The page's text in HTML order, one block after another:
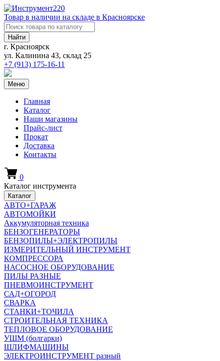
Товар в наличии на складе в Красноярске
Найти
г. Красноярск
ул. Калинина 43, склад 25
+7 (913) 175-16-11
Меню
Главная
Каталог
Наши магазины
Прайс-лист
Прокат
Доставка
Контакты
0
Каталог инструмента
Каталог
АВТО+ГАРАЖ
АВТОМОЙКИ
Аккумуляторная техника
БЕНЗОГЕНЕРАТОРЫ
БЕНЗОПИЛЫ+ЭЛЕКТРОПИЛЫ
ИЗМЕРИТЕЛЬНЫЙ ИНСТРУМЕНТ
КОМПРЕССОРА
НАСОСНОЕ ОБОРУДОВАНИЕ
ПИЛЫ РАЗНЫЕ
ПНЕВМОИНСТРУМЕНТ
САД+ОГОРОД
СВАРКА
СТАНКИ+ТОЧИЛА
СТРОИТЕЛЬНАЯ ТЕХНИКА
ТЕПЛОВОЕ ОБОРУДОВАНИЕ
УШМ (болгарки)
ШЛИФМАШИНЫ
ЭЛЕКТРОИНСТРУМЕНТ разный